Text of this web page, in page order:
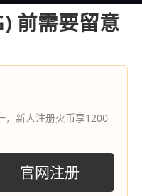
前需要留意
，新人注册火币享1200
官网注册